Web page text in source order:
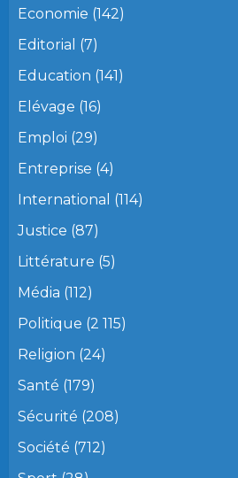
Economie (142)
Editorial (7)
Education (141)
Elévage (16)
Emploi (29)
Entreprise (4)
International (114)
Justice (87)
Littérature (5)
Média (112)
Politique (2 115)
Religion (24)
Santé (179)
Sécurité (208)
Société (712)